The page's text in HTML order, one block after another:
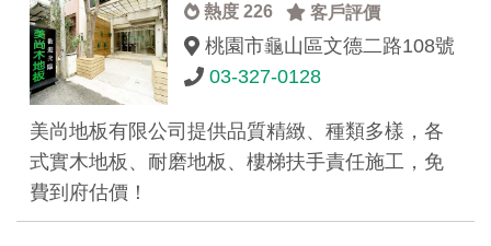
熱度 226 客戶評價
桃園市龜山區文德二路108號
03-327-0128
美尚地板有限公司提供品質精緻、種類多樣，各
式實木地板、耐磨地板、樓梯扶手責任施工，免
費到府估價！